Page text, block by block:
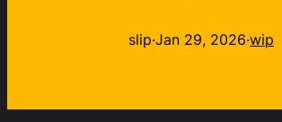
slip·Jan 29, 2026·wip